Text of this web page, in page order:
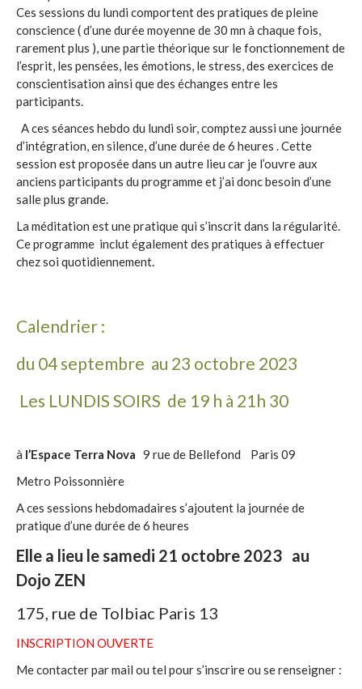
Ces sessions du lundi comportent des pratiques de pleine
conscience ( d’une durée moyenne de 30 mn à chaque fois,
rarement plus ), une partie théorique sur le fonctionnement de
l’esprit, les pensées, les émotions, le stress, des exercices de
conscientisation ainsi que des échanges entre les
participants.
A ces séances hebdo du lundi soir, comptez aussi une journée
d’intégration, en silence, d’une durée de 6 heures . Cette
session est proposée dans un autre lieu car je l’ouvre aux
anciens participants du programme et j’ai donc besoin d’une
salle plus grande.
La méditation est une pratique qui s’inscrit dans la régularité.
Ce programme inclut également des pratiques à effectuer
chez soi quotidiennement.
Calendrier :
du 04 septembre au 23 octobre 2023
Les LUNDIS SOIRS de 19 h à 21h 30
à l’Espace Terra Nova 9 rue de Bellefond Paris 09
Metro Poissonnière
A ces sessions hebdomadaires s’ajoutent la journée de
pratique d’une durée de 6 heures
Elle a lieu le samedi 21 octobre 2023 au
Dojo ZEN
175, rue de Tolbiac Paris 13
INSCRIPTION OUVERTE
Me contacter par mail ou tel pour s’inscrire ou se renseigner :